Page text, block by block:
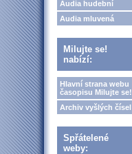
Audia hudební
Audia mluvená
Milujte se!
nabízí:
Hlavní strana webu
časopisu Milujte se!
Archiv vyšlých čísel
Spřátelené
weby: